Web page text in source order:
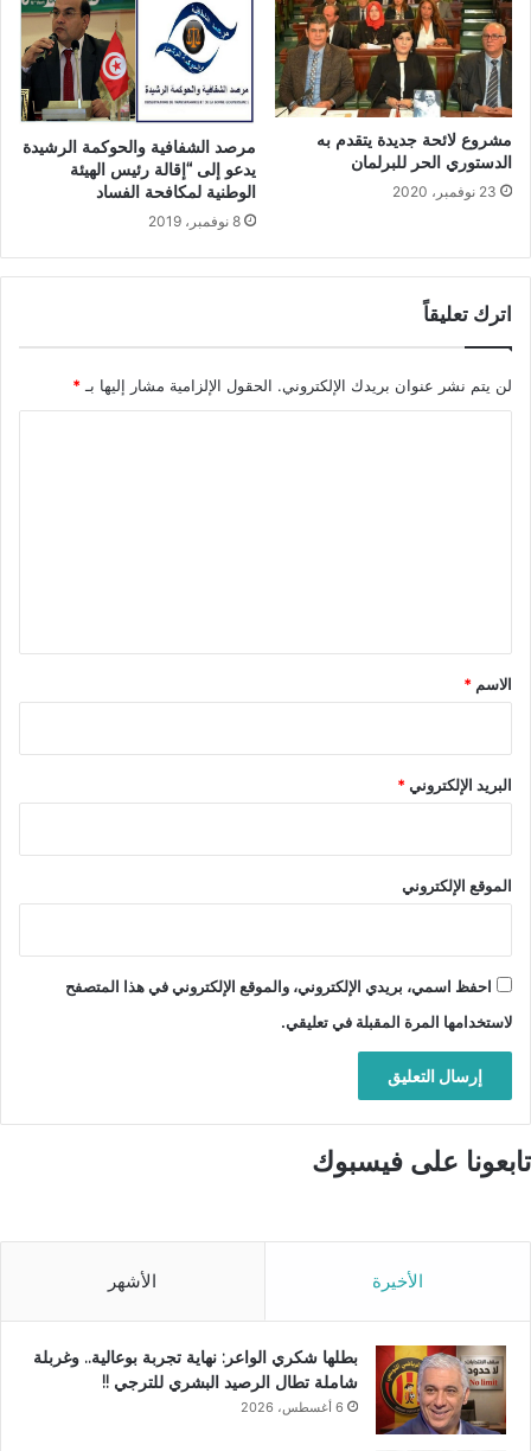
مشروع لائحة جديدة يتقدم به
الدستوري الحر للبرلمان
23 نوفمبر، 2020
مرصد الشفافية والحوكمة الرشيدة
يدعو إلى “إقالة رئيس الهيئة
الوطنية لمكافحة الفساد
8 نوفمبر، 2019
اترك تعليقاً
لن يتم نشر عنوان بريدك الإلكتروني. الحقول الإلزامية مشار إليها بـ*
*
الاسم *
البريد الإلكتروني*
الموقع الإلكتروني
احفظ اسمي، بريدي الإلكتروني، والموقع الإلكتروني في هذا المتصفح
لاستخدامها المرة المقبلة في تعليقي.
تابعونا على فيسبوك
الأخيرة الأشهر
بطلها شكري الواعر: نهاية تجربة بوعالية.. وغربلة
شاملة تطال الرصيد البشري للترجي !!
6 أغسطس، 2026